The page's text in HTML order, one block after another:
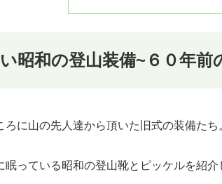
昭和の登山装備~６０年前
ろに山の先人達から頂いた旧式の装備たち
眠っている昭和の登山靴とピッケルを紹介